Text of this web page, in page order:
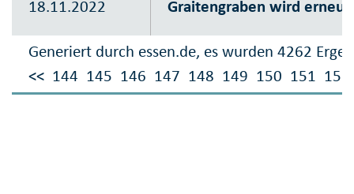
Generiert durch essen.de, es wurden 4262
<< 144 145 146 147 148 149 150 151 152
18.11.2022 Graitengraben wird